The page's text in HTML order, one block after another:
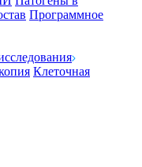
Программное
Клеточная